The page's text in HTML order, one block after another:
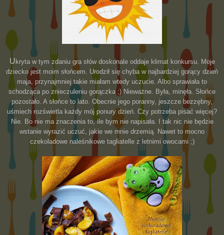
Ukryta w tym zdaniu gra słów doskonale oddaje klimat konkursu. Moje
dziecko jest moim słońcem. Urodził się chyba w najbardziej gorący dzień
maja, przynajmniej takie miałam wtedy uczucie. Albo sprawiała to
schodząca po znieczuleniu gorączka ;) Nieważne. Była, minęła. Słońce
pozostało. A słońce to lato. Obecnie jego poranny, jeszcze bezzębny,
uśmiech rozświetla każdy mój ponury dzień. Czy potrzeba pisać więcej?
Nie. Bo nie ma znaczenia to, ile bym nie napisała. I tak nic nie będzie
wstanie wyrazić uczuć, jakie we mnie drzemią. Nawet to mocno
czekoladowe naleśnikowe tagliatelle z letnimi owocami ;)